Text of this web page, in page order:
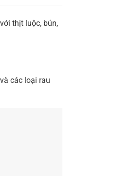
thịt luộc, bún,
các loại rau